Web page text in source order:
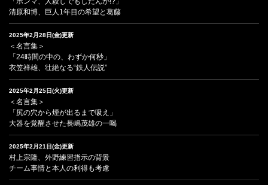
清原和博、巨人1年目の希望と葛藤
2025年2月28日(金)更新
＜名言集＞
「24時間の中の、わずか何秒」
衣笠祥雄、壮絶なる“鉄人伝説”
2025年2月25日(火)更新
＜名言集＞
「尻の穴から煙が出るまで吸え」
大器を覚醒させた長嶋茂雄の一喝
2025年2月21日(金)更新
村上宗隆、外野練習指示の背景
チーム事情と本人の利得も考慮